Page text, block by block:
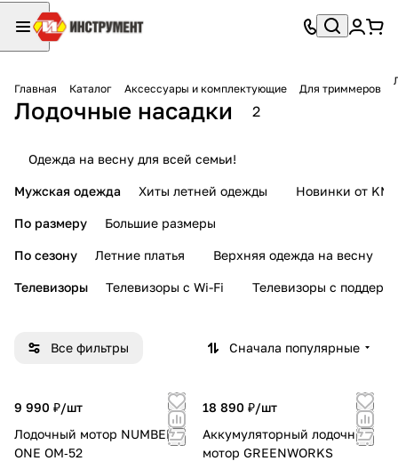
Главная Каталог Аксессуары и комплектующие Для триммеров
Лодочные насадки 2
Одежда на весну для всей семьи!
Мужская одежда Хиты летней одежды Новинки от KMI
По размеру Большие размеры
По сезону Летние платья Верхняя одежда на весну
Телевизоры Телевизоры с Wi-Fi Телевизоры с
Все фильтры Сначала популярные
9 990 ₽/шт
Лодочный мотор NUMBER
ONE ОМ‑52
18 890 ₽/шт
Аккумуляторный лодочный
мотор GREENWORKS